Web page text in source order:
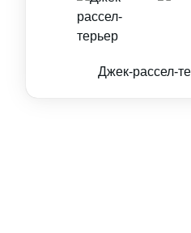
Джек-рассел-